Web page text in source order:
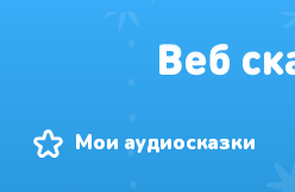
Мои аудиосказки